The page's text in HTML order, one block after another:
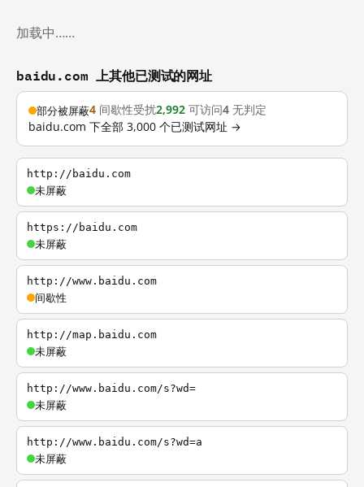
加载中……
baidu.com 上其他已测试的网址
部分被屏蔽4 间歇性受扰2,992 可访问4 无判定
baidu.com 下全部 3,000 个已测试网址 →
http://baidu.com
未屏蔽
https://baidu.com
未屏蔽
http://www.baidu.com
间歇性
http://map.baidu.com
未屏蔽
http://www.baidu.com/s?wd=
未屏蔽
http://www.baidu.com/s?wd=a
未屏蔽